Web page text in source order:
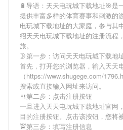
🔋导语： 天天电玩城下载地址🎯是
提供丰富多样的体育赛事和刺激的
电玩城下载地址的大家庭，参与其
绍天天电玩城下载地址的注册流程
旅。
🌛第一步：访问天天电玩城下载地
首先，打开您的浏览器，输入天天
（https://www.shugege.com/
搜索或直接输入网址来访问。
🍴第二步：点击注册按钮
一旦进入天天电玩城下载地址官网
目的注册按钮。点击该按钮，您将
🚖第三步：填写注册信息